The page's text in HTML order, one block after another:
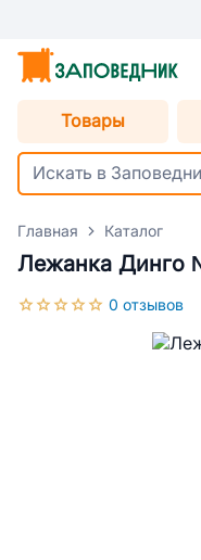
Товары
Главная Каталог
Лежанка Динго
0 отзывов